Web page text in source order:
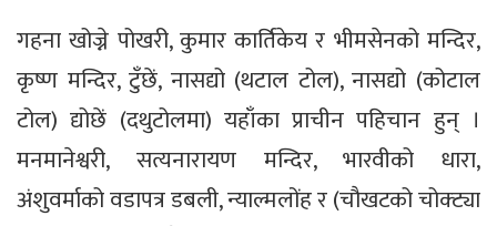
गहना खोज्ने पोखरी, कुमार कार्तिकेय र भीमसेनको मन्दिर,
कृष्ण मन्दिर, टुँछें, नासद्यो (थटाल टोल), नासद्यो (कोटाल
टोल) द्योछें (दथुटोलमा) यहाँका प्राचीन पहिचान हुन् ।
मनमानेश्वरी, सत्यनारायण मन्दिर, भारवीको धारा,
अंशुवर्माको वडापत्र डबली, न्याल्मलोंह र (चौखटको चोक्ट्या